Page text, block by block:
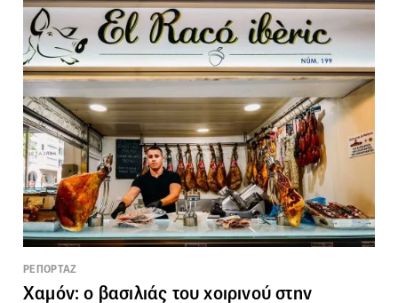
ΡΕΠΟΡΤΑΖ
Χαμόν: ο βασιλιάς του χοιρινού στην